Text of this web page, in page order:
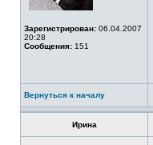
Зарегистрирован: 06.04.2007
20:28
Сообщения: 151
Вернуться к началу
Ирина